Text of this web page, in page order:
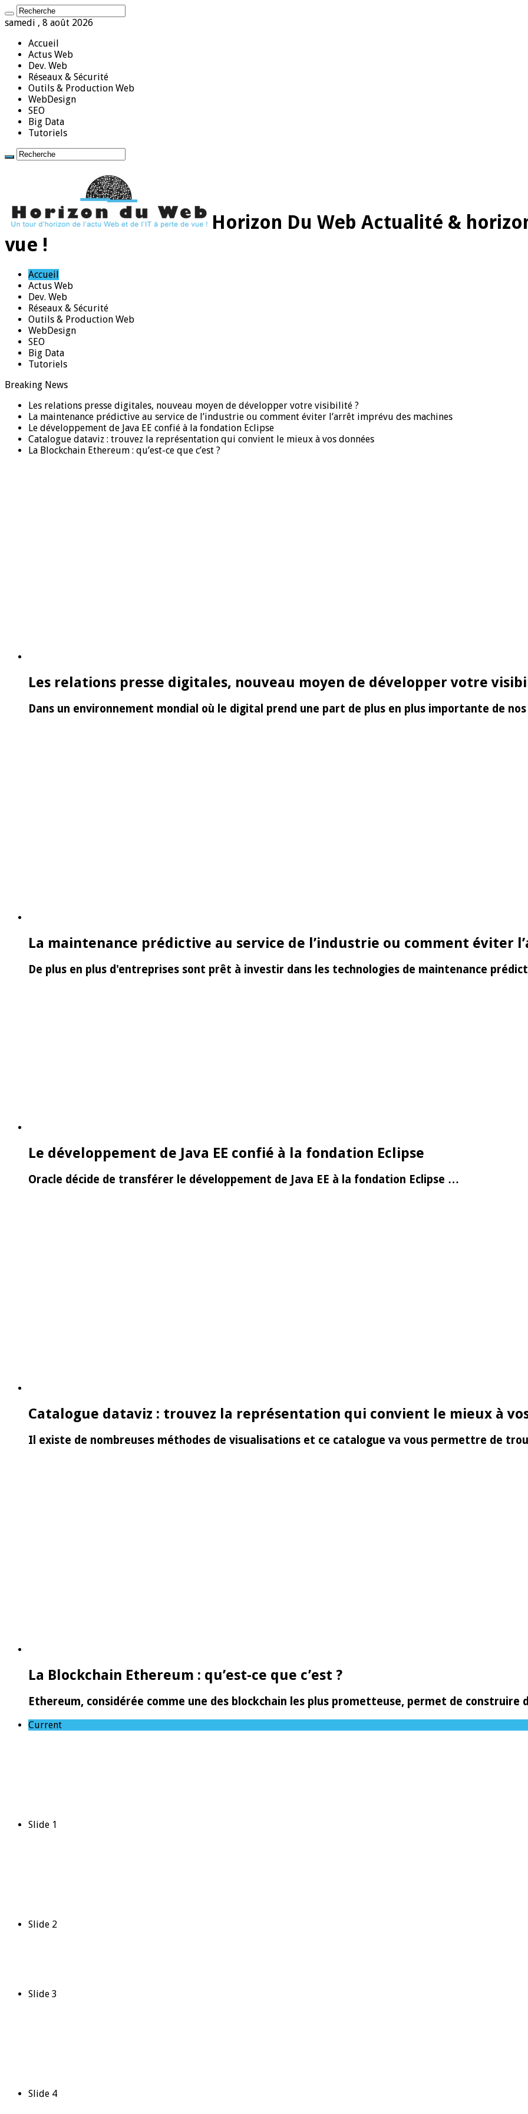
samedi , 8 août 2026
Accueil
Actus Web
Dev. Web
Réseaux & Sécurité
Outils & Production Web
WebDesign
SEO
Big Data
Tutoriels
Horizon Du Web Actualité &
vue !
Accueil
Actus Web
Dev. Web
Réseaux & Sécurité
Outils & Production Web
WebDesign
SEO
Big Data
Tutoriels
Breaking News
Les relations presse digitales, nouveau moyen de développer votre visibilité ?
La maintenance prédictive au service de l’industrie ou comment éviter l’arrêt imprévu des machines
Le développement de Java EE confié à la fondation Eclipse
Catalogue dataviz : trouvez la représentation qui convient le mieux à vos données
La Blockchain Ethereum : qu’est-ce que c’est ?
Les relations presse digitales, nouveau moyen de développer votre
Dans un environnement mondial où le digital prend une part de plus en plus importante de
La maintenance prédictive au service de l’industrie ou comment éviter
De plus en plus d'entreprises sont prêt à investir dans les technologies de maintenance
Le développement de Java EE confié à la fondation Eclipse
Oracle décide de transférer le développement de Java EE à la fondation Eclipse …
Catalogue dataviz : trouvez la représentation qui convient le mieux à
Il existe de nombreuses méthodes de visualisations et ce catalogue va vous permettre de
La Blockchain Ethereum : qu’est-ce que c’est ?
Ethereum, considérée comme une des blockchain les plus prometteuse, permet de construire
Current
Slide 1
Slide 2
Slide 3
Slide 4